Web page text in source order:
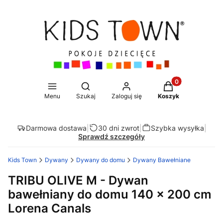
Menu
Otwórz wyszukiwarkę
Szukaj Zaloguj się
Produkty w
Koszyk
Darmowa dostawa 30 dni zwrot| Szybka wysyłka
Sprawdź szczegóły
Kids Town Dywany Dywany do domu Dywany Bawełniane
TRIBU OLIVE M - Dywan
bawełniany do domu 140 x 200 cm
Lorena Canals